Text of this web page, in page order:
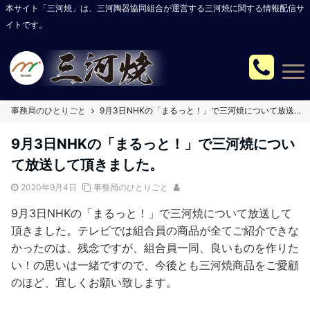
本サイト「三河焼」は、三河陶器協同組合が運営する三河焼に関する情報配信サ
イトです。
Menu
事務局のひとりごと 9月3日NHKの「まるっと！」で三河焼について放送して頂きました。
9月3日NHKの「まるっと！」で三河焼につい
て放送して頂きました。
2020年9月4日 事務局のひとりごと
9月3日NHKの「まるっと！」で三河焼について放送して
頂きました。テレビでは組合員の商品が全てご紹介できな
かったのは、残念ですが、組合員一同、良いものを作りた
い！の思いは一緒ですので、今後とも三河焼商品をご愛顧
のほど、宜しくお願い致します。